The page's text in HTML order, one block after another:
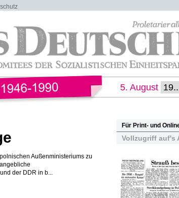
5. August
Außenministeriums zu
der DDR in b...
Für Print- und
Vollzugriff auf's